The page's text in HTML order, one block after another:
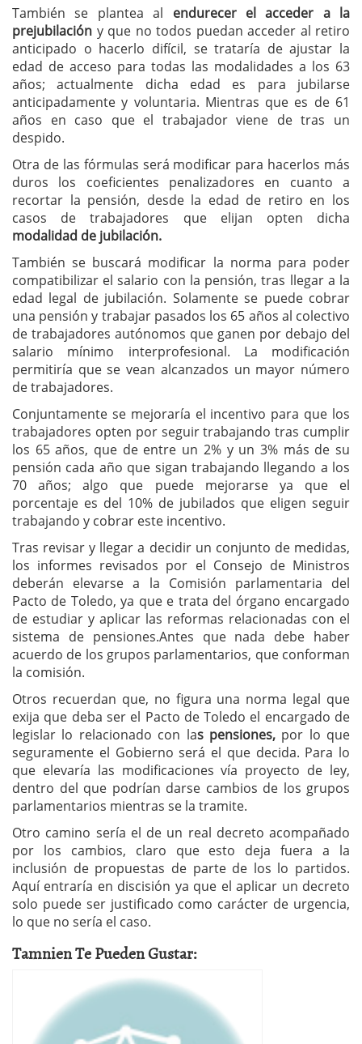
También se plantea al endurecer el acceder a la
prejubilación y que no todos puedan acceder al retiro
anticipado o hacerlo difícil, se trataría de ajustar la
edad de acceso para todas las modalidades a los 63
años; actualmente dicha edad es para jubilarse
anticipadamente y voluntaria. Mientras que es de 61
años en caso que el trabajador viene de tras un
despido.
Otra de las fórmulas será modificar para hacerlos más
duros los coeficientes penalizadores en cuanto a
recortar la pensión, desde la edad de retiro en los
casos de trabajadores que elijan opten dicha
modalidad de jubilación.
También se buscará modificar la norma para poder
compatibilizar el salario con la pensión, tras llegar a la
edad legal de jubilación. Solamente se puede cobrar
una pensión y trabajar pasados los 65 años al colectivo
de trabajadores autónomos que ganen por debajo del
salario mínimo interprofesional. La modificación
permitiría que se vean alcanzados un mayor número
de trabajadores.
Conjuntamente se mejoraría el incentivo para que los
trabajadores opten por seguir trabajando tras cumplir
los 65 años, que de entre un 2% y un 3% más de su
pensión cada año que sigan trabajando llegando a los
70 años; algo que puede mejorarse ya que el
porcentaje es del 10% de jubilados que eligen seguir
trabajando y cobrar este incentivo.
Tras revisar y llegar a decidir un conjunto de medidas,
los informes revisados por el Consejo de Ministros
deberán elevarse a la Comisión parlamentaria del
Pacto de Toledo, ya que e trata del órgano encargado
de estudiar y aplicar las reformas relacionadas con el
sistema de pensiones.Antes que nada debe haber
acuerdo de los grupos parlamentarios, que conforman
la comisión.
Otros recuerdan que, no figura una norma legal que
exija que deba ser el Pacto de Toledo el encargado de
legislar lo relacionado con las pensiones,por lo que
seguramente el Gobierno será el que decida. Para lo
que elevaría las modificaciones vía proyecto de ley,
dentro del que podrían darse cambios de los grupos
parlamentarios mientras se la tramite.
Otro camino sería el de un real decreto acompañado
por los cambios, claro que esto deja fuera a la
inclusión de propuestas de parte de los lo partidos.
Aquí entraría en discisión ya que el aplicar un decreto
solo puede ser justificado como carácter de urgencia,
lo que no sería el caso.
Tamnien Te Pueden Gustar: